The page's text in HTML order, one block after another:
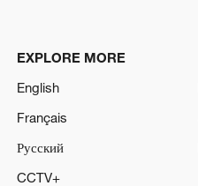
EXPLORE MORE
English
Français
Русский
CCTV+